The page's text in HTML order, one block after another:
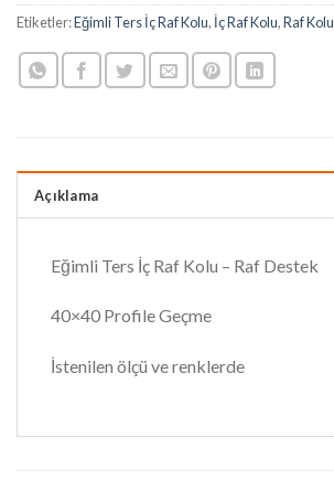
Etiketler:Eğimli Ters İç Raf Kolu, İç Raf Kolu,Raf Kolu
Açıklama
Eğimli Ters İç Raf Kolu – Raf Destek
40×40 Profile Geçme
İstenilen ölçü ve renklerde